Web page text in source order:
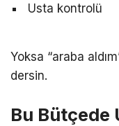
Usta kontrolü
Yoksa “araba
dersin.
Bu Bütçede